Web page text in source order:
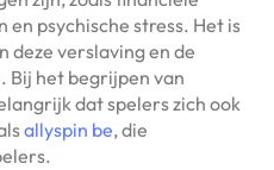
psychische stress. Het is
deze verslaving en de
Bij het begrijpen van
dat spelers zich ook
allyspin be, die